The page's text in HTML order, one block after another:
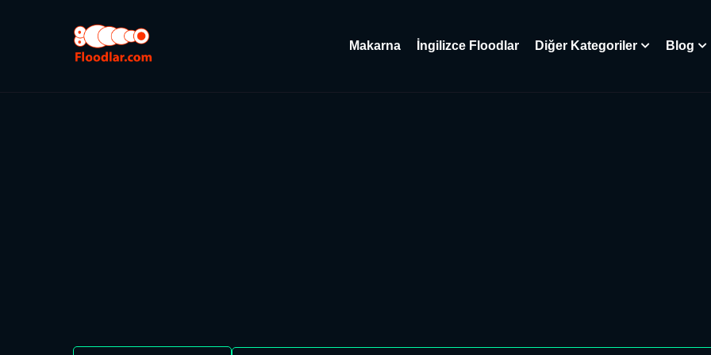
Makarna İngilizce Floodlar Diğer Kategoriler Blog